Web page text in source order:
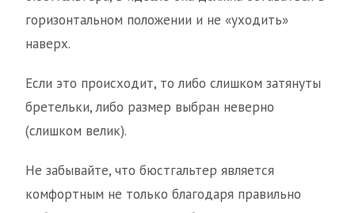
горизонтальном положении и не «уходить»
наверх.
Если это происходит, то либо слишком затянуты
бретельки, либо размер выбран неверно
(слишком велик).
Не забывайте, что бюстгальтер является
комфортным не только благодаря правильно